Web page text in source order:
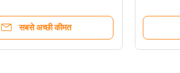
सबसे अच्छी कीमत